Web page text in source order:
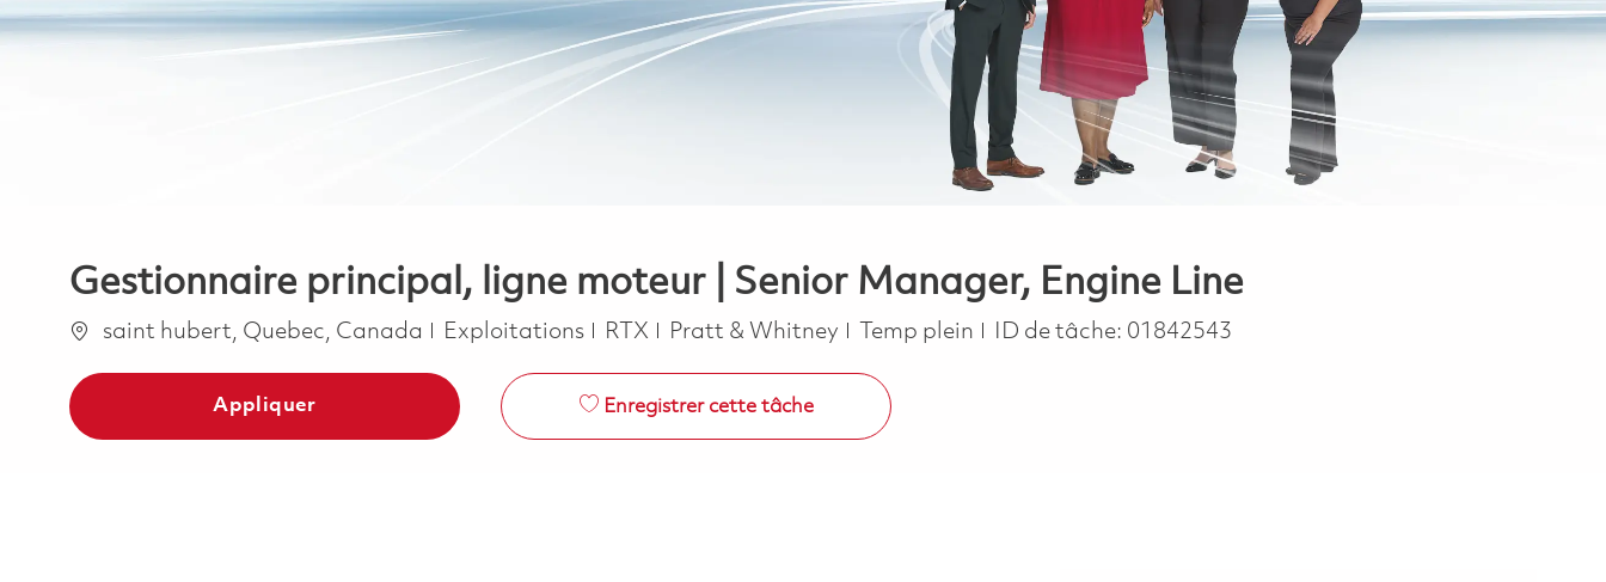
Gestionnaire principal, ligne moteur | Senior Manager, Engine Line
Emplacement
saint hubert, Quebec, Canada Catégorie
Exploitations RTX Pratt & Whitney Job Type
Temp plein ID de tâche: 01842543
Appliquer Enregistrer cette tâche